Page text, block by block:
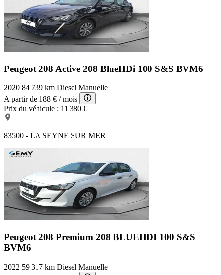
Peugeot 208 Active 208 BlueHDi 100 S&S BVM6
2020 84 739 km Diesel Manuelle
A partir de 188 € / mois
Prix du véhicule : 11 380 €
83500 - LA SEYNE SUR MER
Peugeot 208 Premium 208 BLUEHDI 100 S&S
BVM6
2022 59 317 km Diesel Manuelle